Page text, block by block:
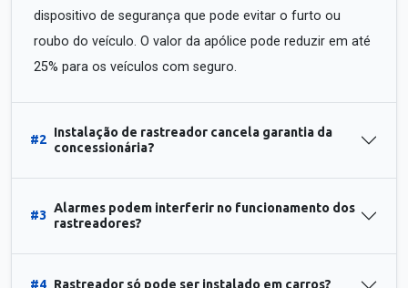
dispositivo de segurança que pode evitar o furto ou
roubo do veículo. O valor da apólice pode reduzir em até
25% para os veículos com seguro.
#2
Instalação de rastreador cancela garantia da
concessionária?
#3
Alarmes podem interferir no funcionamento dos
rastreadores?
#4 Rastreador só pode ser instalado em carros?